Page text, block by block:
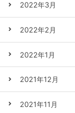
2022年3月
2022年2月
2022年1月
2021年12月
2021年11月